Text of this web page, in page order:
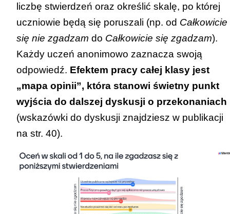
liczbę stwierdzeń oraz określić skalę, po której
uczniowie będą się poruszali (np. od Całkowicie
się nie zgadzam do Całkowicie się zgadzam).
Każdy uczeń anonimowo zaznacza swoją
odpowiedź. Efektem pracy całej klasy jest
„mapa opinii”, która stanowi świetny punkt
wyjścia do dalszej dyskusji o przekonaniach
(wskazówki do dyskusji znajdziesz w publikacji
na str. 40).